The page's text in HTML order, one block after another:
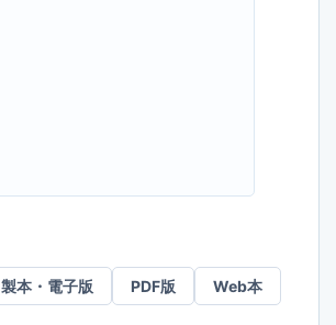
製本・電子版 PDF版 Web本